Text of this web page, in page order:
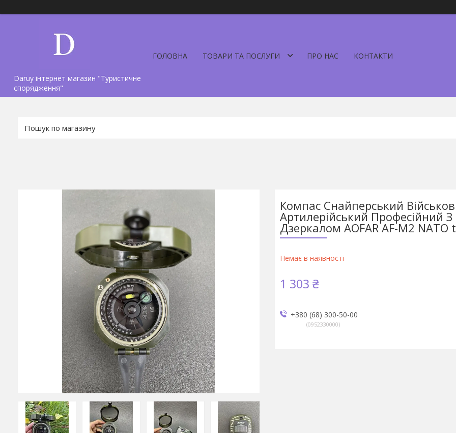
Daruy інтернет магазин "Туристичне
спорядження"
ГОЛОВНА ТОВАРИ ТА ПОСЛУГИ ПРО НАС КОНТАКТИ
Компас Снайперський
Артилерійський Професійний З
Дзеркалом AOFAR AF-M2 NATO
Немає в наявності
1 303 ₴
+380 (68) 300-50-00
0952330000